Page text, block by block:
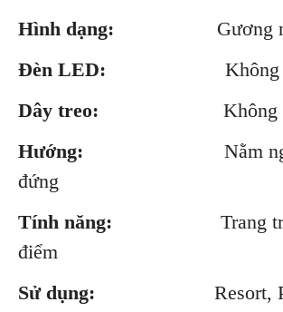
Hình dạng: Gương
Đèn LED:
Không
Dây treo: Không
Hướng: Nằm ngang,
đứng
Tính năng: Trang trí,
điểm
Sử dụng:
Resort,